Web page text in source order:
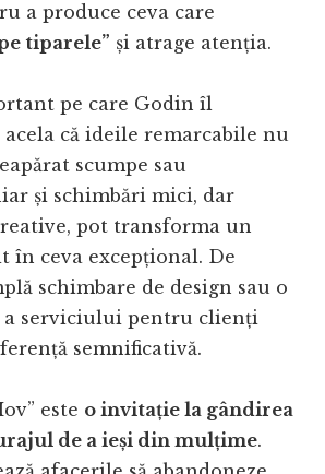
a produce ceva care
tiparele” și atrage atenția.
pe care Godin îl
acela că ideile remarcabile nu
scumpe sau
și schimbări mici, dar
pot transforma un
în ceva excepțional. De
schimbare de design sau o
a serviciului pentru clienți
semnificativă.
este o invitație la gândirea
de a ieși din mulțime.